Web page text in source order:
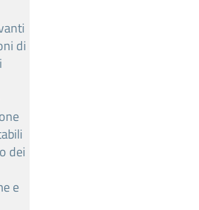
di
dei
e